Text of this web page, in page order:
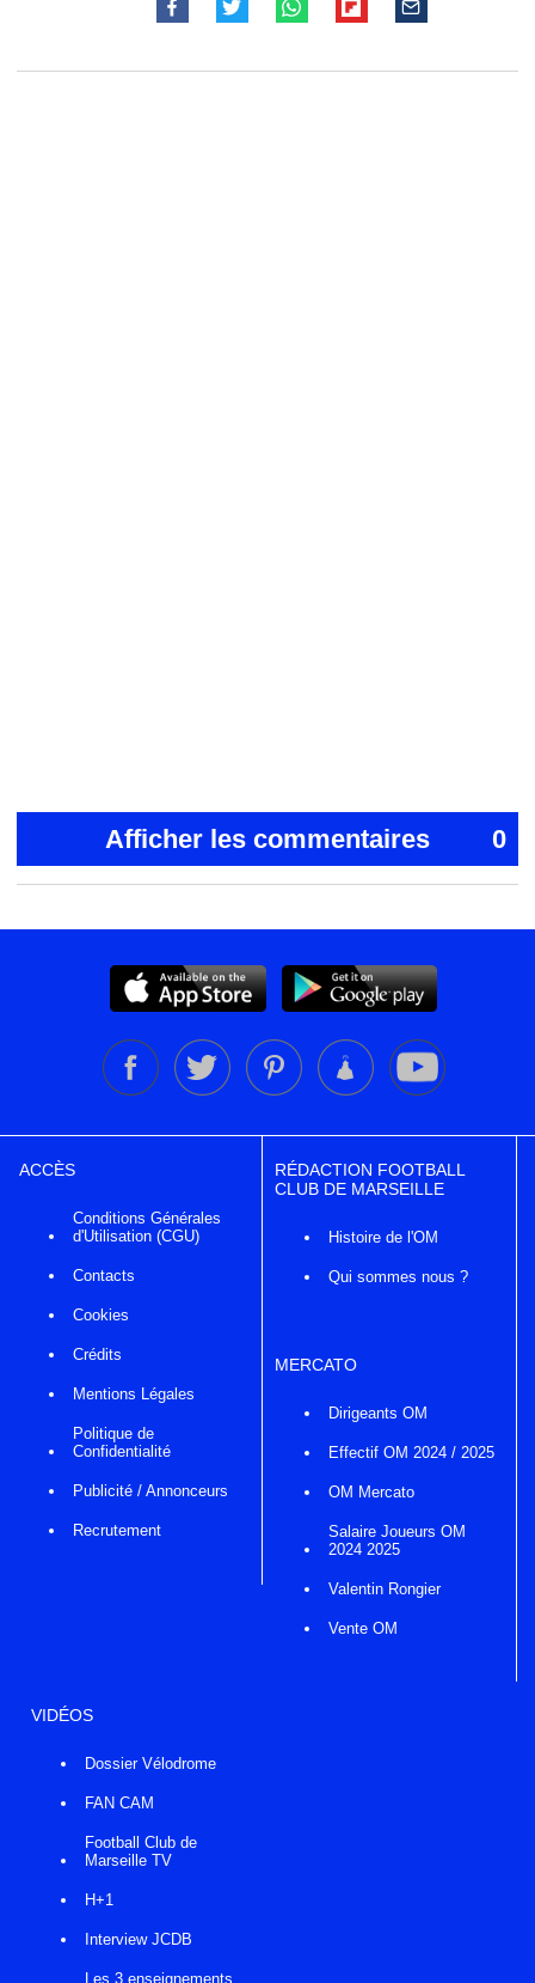
Afficher les commentaires 0
ACCÈS
Conditions Générales
d'Utilisation (CGU)
Contacts
Cookies
Crédits
Mentions Légales
Politique de
Confidentialité
Publicité / Annonceurs
Recrutement
RÉDACTION FOOTBALL
CLUB DE MARSEILLE
Histoire de l'OM
Qui sommes nous ?
MERCATO
Dirigeants OM
Effectif OM 2024 / 2025
OM Mercato
Salaire Joueurs OM
2024 2025
Valentin Rongier
Vente OM
VIDÉOS
Dossier Vélodrome
FAN CAM
Football Club de
Marseille TV
H+1
Interview JCDB
Les 3 enseignements